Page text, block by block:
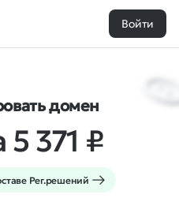
Войти
домен
5 371 ₽
Рег.решений